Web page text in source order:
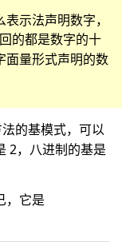
示法声明数字，
的都是数字的十
面量形式声明的数
的基模式，可以
2，八进制的基是
，它是